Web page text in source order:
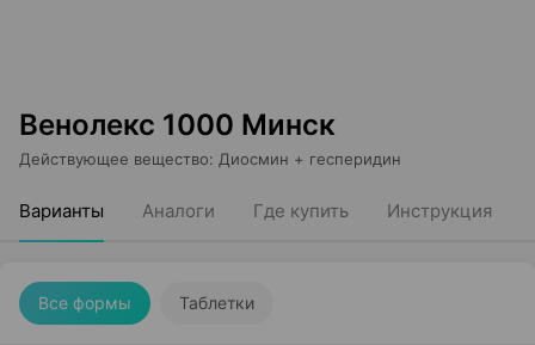
Венолекс 1000 Минск
Действующее вещество: Диосмин + гесперидин
Варианты Аналоги Где купить Инструкция
Все формы Таблетки